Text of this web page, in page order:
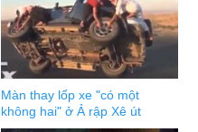
Màn thay lốp xe "có một
không hai" ở Ả rập Xê út